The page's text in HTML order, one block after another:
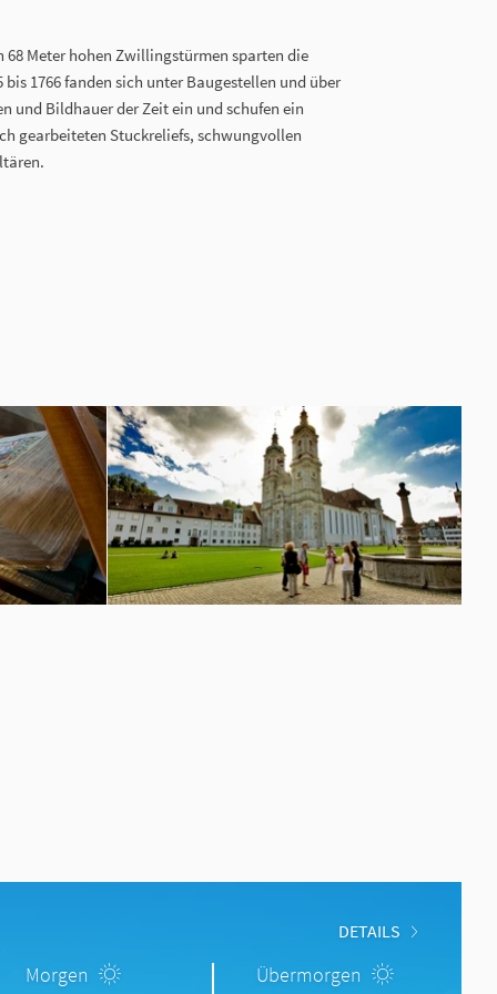
Meter hohen Zwillingstürmen sparten die
1766 fanden sich unter Baugestellen und über
und Bildhauer der Zeit ein und schufen ein
gearbeiteten Stuckreliefs, schwungvollen
DETAILS
Morgen Übermorgen